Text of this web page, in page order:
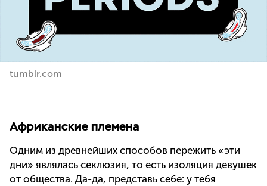
tumblr.com
Африканские племена
Одним из древнейших способов пережить «эти
дни» являлась секлюзия, то есть изоляция девушек
от общества. Да-да, представь себе: у тебя